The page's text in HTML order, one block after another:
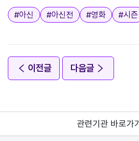
태그
#아신 #아신전 #영화 #시즌
이전글 다음글
관련기관 바로가기